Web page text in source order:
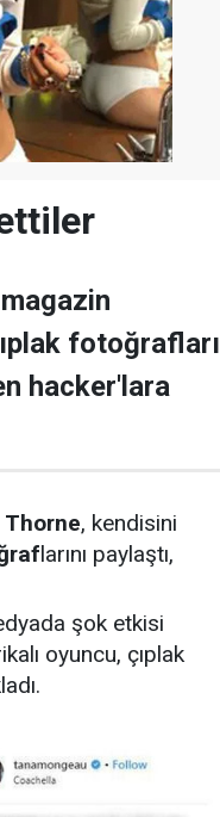
fotoğrafları
hacker'lara
Thorne, kendisini
larını paylaştı,
şok etkisi
oyuncu, çıplak